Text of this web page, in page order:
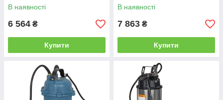
В наявності
6 564 ₴
Купити
В наявності
7 863 ₴
Купити